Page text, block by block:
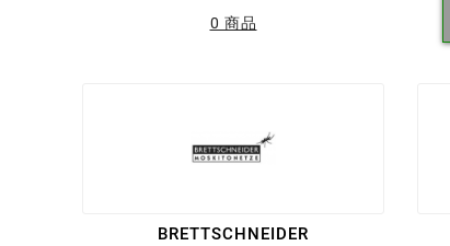
0 商品
BRETTSCHNEIDER